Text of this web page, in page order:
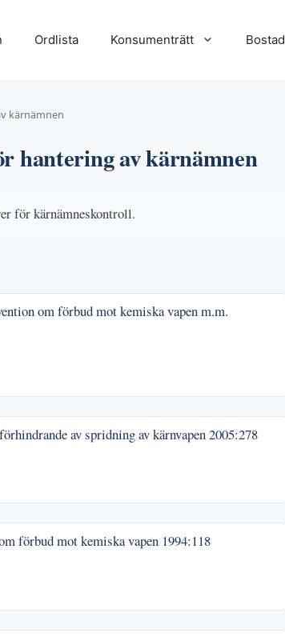
Ordlista Konsumenträtt Bostad
kärnämnen
hantering av kärnämnen
för kärnämneskontroll.
om förbud mot kemiska vapen m.m.
av spridning av kärnvapen2005:278
förbud mot kemiska vapen 1994:118